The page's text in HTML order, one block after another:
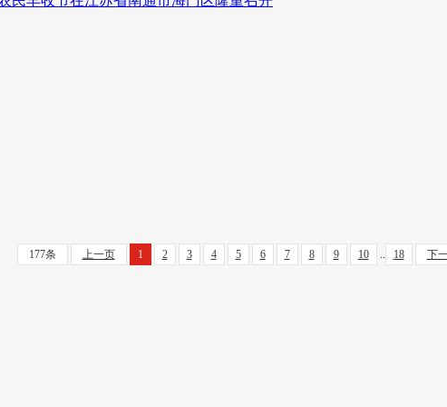
177条 上一页 1 2 3 4 5 6 7 8 9 10 .. 18 下